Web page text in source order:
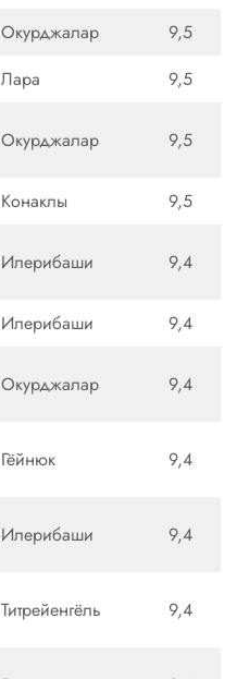
Окурджалар
9,5
Лара
9,5
Окурджалар 9,5
Конаклы
9,5
Илерибаши 9,4
Илерибаши
9,4
Окурджалар 9,4
Гёйнюк 9,4
Илерибаши 9,4
Титрейенгёль 9,4